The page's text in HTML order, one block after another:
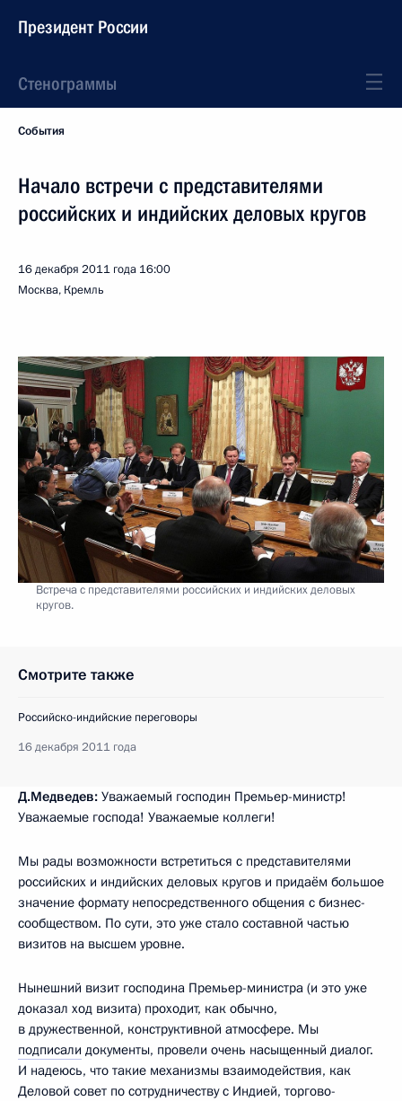
Президент России
Стенограммы
События
Начало встречи с представителями
российских и индийских деловых кругов
16 декабря 2011 года 16:00
Москва, Кремль
Встреча с представителями российских и индийских деловых
кругов.
Смотрите также
Российско-индийские переговоры
16 декабря 2011 года
Д.Медведев: Уважаемый господин Премьер-министр!
Уважаемые господа! Уважаемые коллеги!
Мы рады возможности встретиться с представителями
российских и индийских деловых кругов и придаём большое
значение формату непосредственного общения с бизнес-
сообществом. По сути, это уже стало составной частью
визитов на высшем уровне.
Нынешний визит господина Премьер-министра (и это уже
доказал ход визита) проходит, как обычно,
в дружественной, конструктивной атмосфере. Мы
подписали документы, провели очень насыщенный диалог.
И надеюсь, что такие механизмы взаимодействия, как
Деловой совет по сотрудничеству с Индией, торгово-